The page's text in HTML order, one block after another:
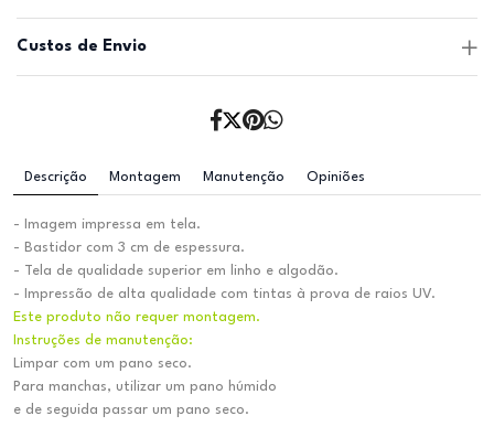
Custos de Envio
Descrição Montagem Manutenção Opiniões
- Imagem impressa em tela.
- Bastidor com 3 cm de espessura.
- Tela de qualidade superior em linho e algodão.
- Impressão de alta qualidade com tintas à prova de raios UV.
Este produto não requer montagem.
Instruções de manutenção:
Limpar com um pano seco.
Para manchas, utilizar um pano húmido
e de seguida passar um pano seco.